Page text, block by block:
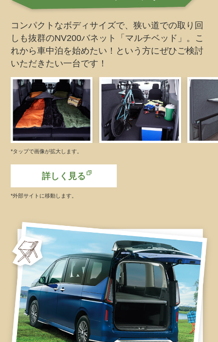
コンパクトなボディサイズで、狭い道での取り回
しも抜群のNV200バネット「マルチベッド」。こ
れから車中泊を始めたい！という方にぜひご検討
いただきたい一台です！
*タップで画像が拡大します。
詳しく見る
*外部サイトに移動します。